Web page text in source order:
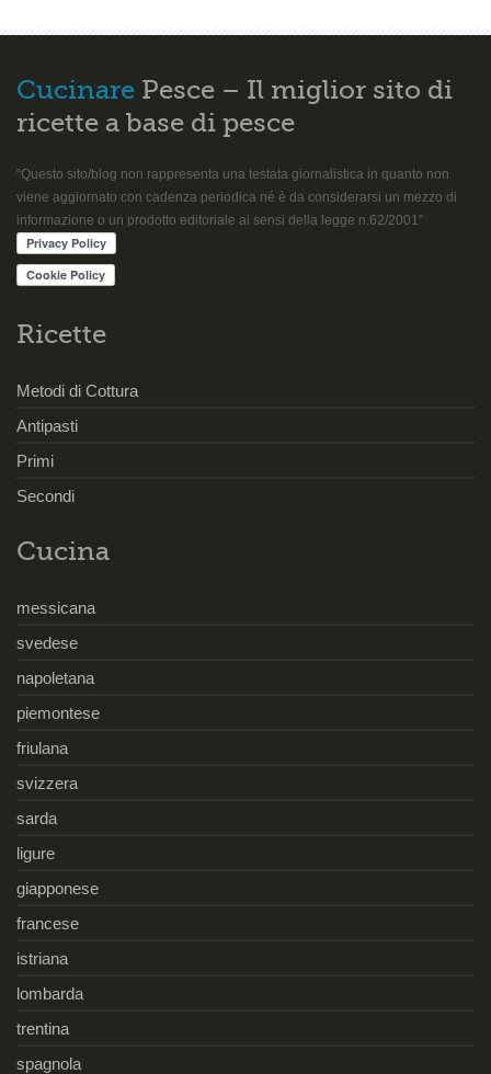
Cucinare Pesce – Il miglior sito di
ricette a base di pesce
“Questo sito/blog non rappresenta una testata giornalistica in quanto non
viene aggiornato con cadenza periodica né è da considerarsi un mezzo di
informazione o un prodotto editoriale ai sensi della legge n.62/2001”
Ricette
Metodi di Cottura
Antipasti
Primi
Secondi
Cucina
messicana
svedese
napoletana
piemontese
friulana
svizzera
sarda
ligure
giapponese
francese
istriana
lombarda
trentina
spagnola